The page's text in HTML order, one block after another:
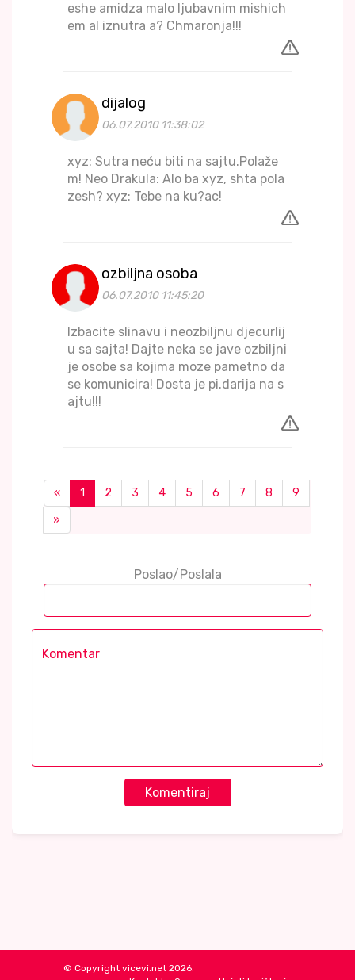
eshe amidza malo ljubavnim mishich
em al iznutra a? Chmaronja!!!
dijalog
06.07.2010 11:38:02
xyz: Sutra neću biti na sajtu.Polaže
m! Neo Drakula: Alo ba xyz, shta pola
zesh? xyz: Tebe na ku?ac!
ozbiljna osoba
06.07.2010 11:45:20
Izbacite slinavu i neozbiljnu djecurlij
u sa sajta! Dajte neka se jave ozbiljni
je osobe sa kojima moze pametno da
se komunicira! Dosta je pi.darija na s
ajtu!!!
« 1 2 3 4 5 6 7 8
9
»
Poslao/Poslala
Komentiraj
© Copyright vicevi.net 2026.